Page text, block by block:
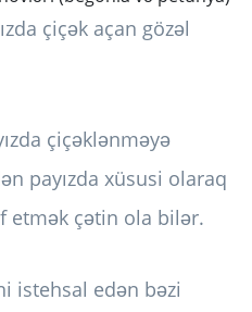
çiçək açan gözəl
çiçəklənməyə
payızda xüsusi olaraq
etmək çətin ola bilər.
istehsal edən bəzi